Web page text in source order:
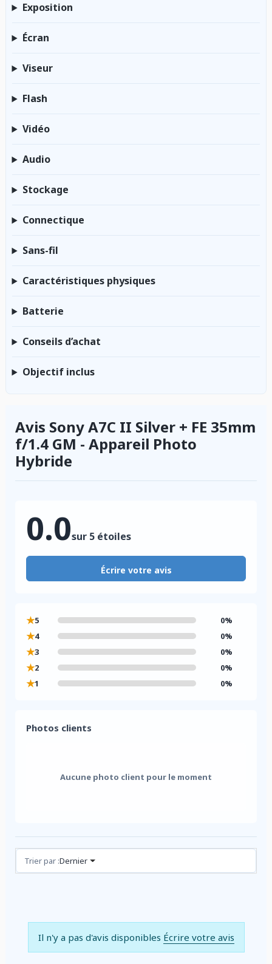
Exposition
Écran
Viseur
Flash
Vidéo
Audio
Stockage
Connectique
Sans-fil
Caractéristiques physiques
Batterie
Conseils d’achat
Objectif inclus
Avis Sony A7C II Silver + FE 35mm
f/1.4 GM - Appareil Photo
Hybride
0.0sur 5 étoiles
Écrire votre avis
★5 0%
★4 0%
★3 0%
★2 0%
★1 0%
Photos clients
Aucune photo client pour le moment
Avis (0)
Trier par :Dernier
Il n'y a pas d'avis disponibles Écrire votre avis